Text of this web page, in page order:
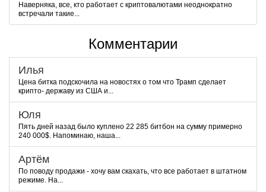
Наверняка, все, кто работает с криптовалютами неоднократно
встречали такие...
Комментарии
Илья
Цена битка подскочила на новостях о том что Трамп сделает
крипто- державу из США и...
Юля
Пять дней назад было куплено 22 285 битбон на сумму примерно
240 000$. Напоминаю, наша...
Артём
По поводу продажи - хочу вам скахать, что все работает в штатном
режиме. На...